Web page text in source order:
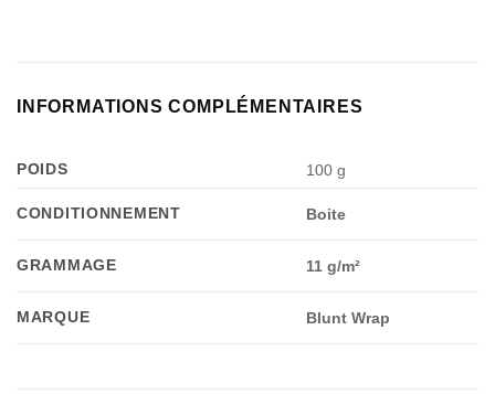
INFORMATIONS COMPLÉMENTAIRES
POIDS 100 g
CONDITIONNEMENT Boite
GRAMMAGE 11 g/m²
MARQUE Blunt Wrap